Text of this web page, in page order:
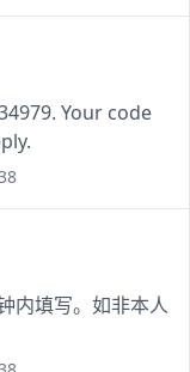
Your code
内填写。如非本人